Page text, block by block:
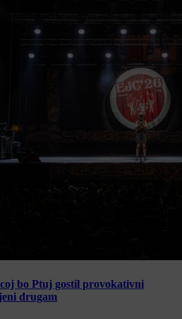
bo Ptuj gostil provokativni
drugam